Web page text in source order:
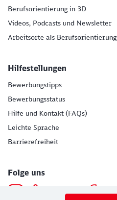
Berufsorientierung in 3D
Videos, Podcasts und Newsletter
Arbeitsorte als Berufsorientierung
Hilfestellungen
Bewerbungstipps
Bewerbungsstatus
Hilfe und Kontakt (FAQs)
Leichte Sprache
Barrierefreiheit
Folge uns